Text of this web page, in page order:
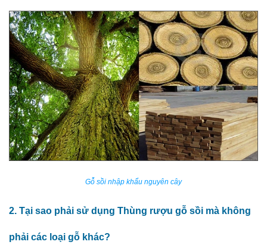
Gỗ sồi nhập khẩu nguyên cây
2. Tại sao phải sử dụng Thùng rượu gỗ sồi mà không
phải các loại gỗ khác?